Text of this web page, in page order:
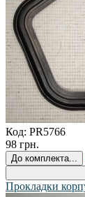
Код: PR5766
98 грн.
До комплекта...
Прокладки